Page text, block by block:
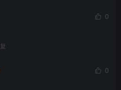
0
0